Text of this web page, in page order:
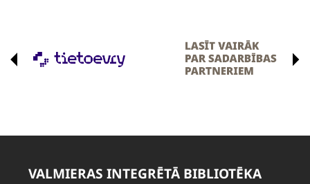
VALMIERAS INTEGRĒTĀ BIBLIOTĒKA